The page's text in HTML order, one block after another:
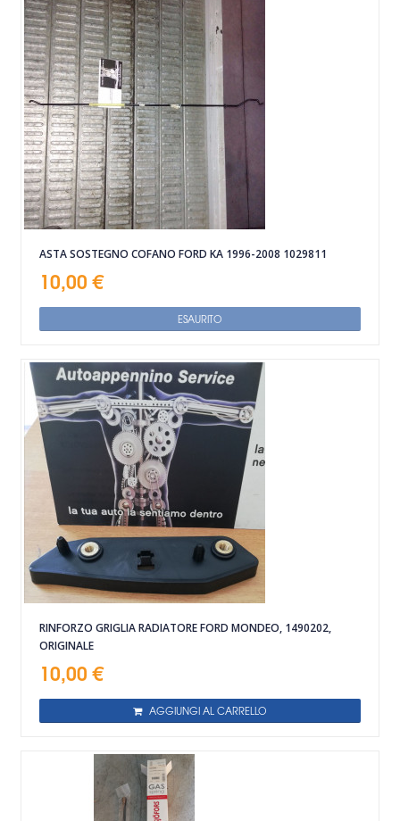
ASTA SOSTEGNO COFANO FORD KA 1996-2008 1029811
10,00 €
ESAURITO
RINFORZO GRIGLIA RADIATORE FORD MONDEO, 1490202,
ORIGINALE
10,00 €
AGGIUNGI AL CARRELLO